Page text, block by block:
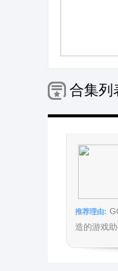
合集列
推荐理由:
造的游戏